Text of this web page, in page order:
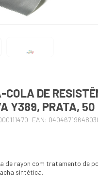
DE
Y389, PRATA, 50
EAN:
de rayon com tratamento de
sintética.